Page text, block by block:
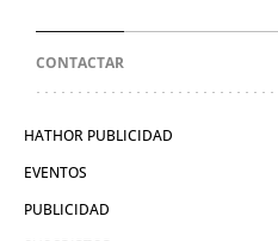
CONTACTAR
HATHOR PUBLICIDAD
EVENTOS
PUBLICIDAD